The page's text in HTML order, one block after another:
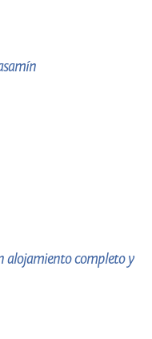
alojamiento completo y